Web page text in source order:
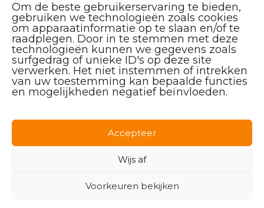
Om de beste gebruikerservaring te bieden,
gebruiken we technologieën zoals cookies
om apparaatinformatie op te slaan en/of te
raadplegen. Door in te stemmen met deze
technologieën kunnen we gegevens zoals
surfgedrag of unieke ID's op deze site
verwerken. Het niet instemmen of intrekken
van uw toestemming kan bepaalde functies
en mogelijkheden negatief beïnvloeden.
Accepteer
Wijs af
Voorkeuren bekijken
Instagram